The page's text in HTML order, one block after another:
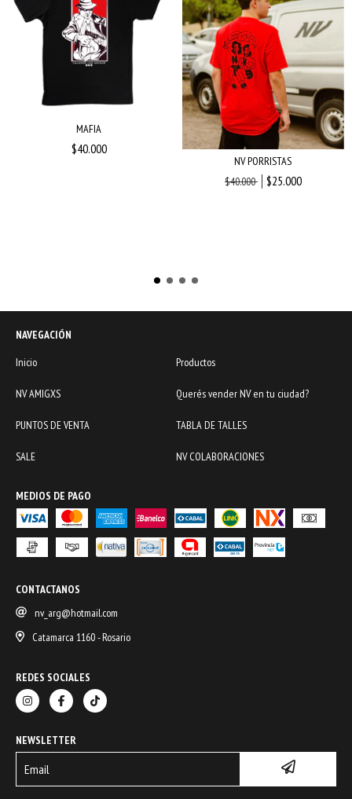
MAFIA
$40.000
NV PORRISTAS
$40.000
$25.000
NAVEGACIÓN
Inicio
Productos
NV AMIGXS Querés vender NV en tu ciudad?
PUNTOS DE VENTA TABLA DE TALLES
SALE NV COLABORACIONES
MEDIOS DE PAGO
CONTACTANOS
nv_arg@hotmail.com
Catamarca 1160 - Rosario
REDES SOCIALES
NEWSLETTER